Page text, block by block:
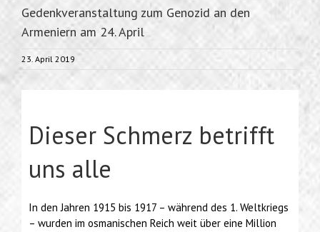
Gedenkveranstaltung zum Genozid an den
Armeniern am 24. April
23. April 2019
Dieser Schmerz betrifft
uns alle
In den Jahren 1915 bis 1917 – während des 1. Weltkriegs
– wurden im osmanischen Reich weit über eine Million